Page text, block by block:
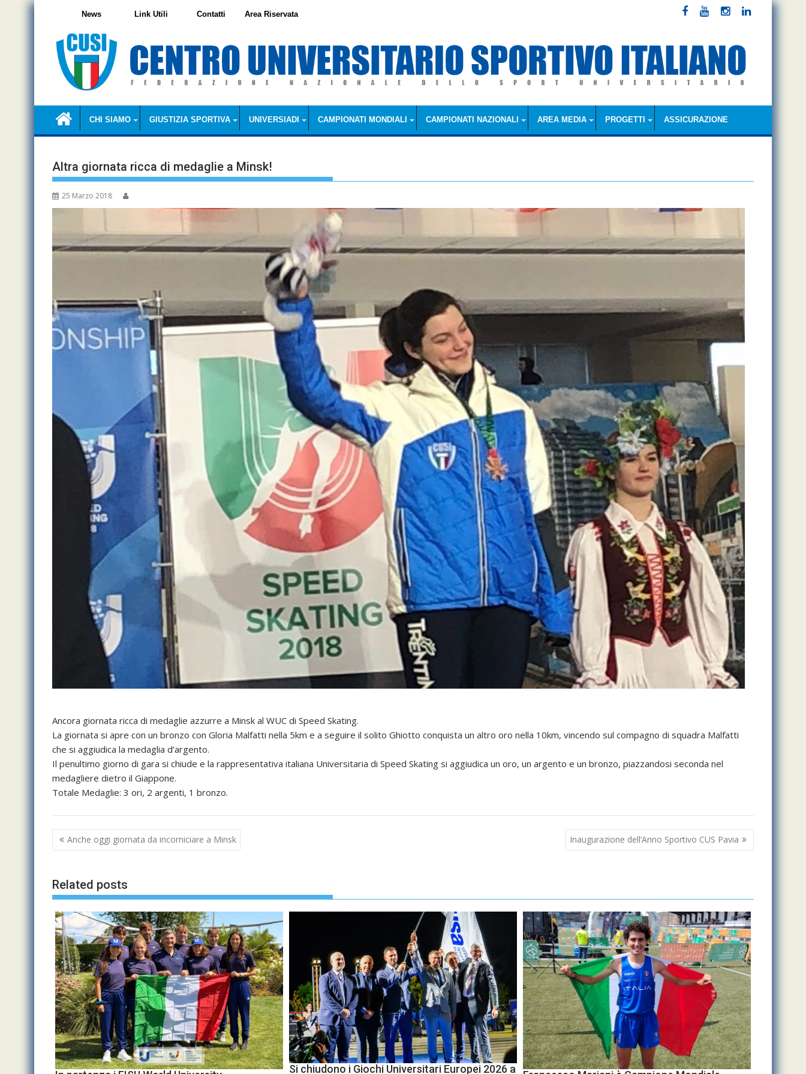
Skip
CHI SIAMO GIUSTIZIA SPORTIVA UNIVERSIADI CAMPIONATI MONDIALI CAMPIONATI NAZIONALI AREA MEDIA PROGETTI ASSICURAZIONE
News Link Utili Contatti Area Riservata
Altra giornata ricca di medaglie a Minsk!
25 Marzo 2018
Ancora giornata ricca di medaglie azzurre a Minsk al WUC di Speed Skating.
La giornata si apre con un bronzo con Gloria Malfatti nella 5km e a seguire il solito Ghiotto conquista un altro oro nella 10km, vincendo sul compagno di squadra Malfatti
che si aggiudica la medaglia d’argento.
Il penultimo giorno di gara si chiude e la rappresentativa italiana Universitaria di Speed Skating si aggiudica un oro, un argento e un bronzo, piazzandosi seconda nel
medagliere dietro il Giappone.
Totale Medaglie: 3 ori, 2 argenti, 1 bronzo.
Navigazione
articoli
Anche oggi giornata da incorniciare a Minsk Inaugurazione dell’Anno Sportivo CUS Pavia
Related posts
Si chiudono i Giochi Universitari Europei 2026 a